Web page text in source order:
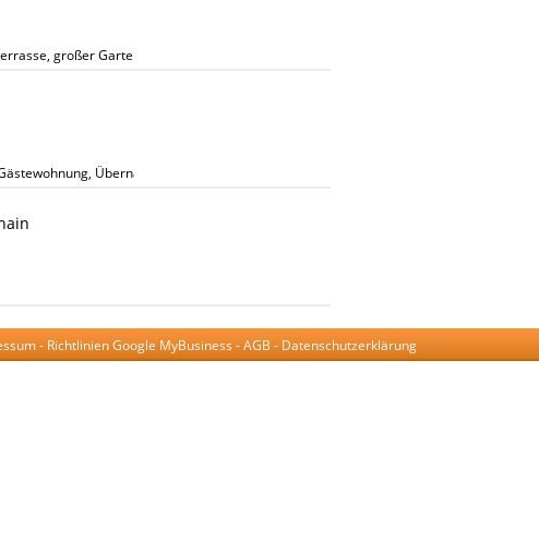
großer Garten, Stüberl, kostenfreies Hallenbad, kostenfreies Freibad, W-Lan
Übernachtung, Monteurzimmer, Ferienwohnung, Übernachtungen,
- Richtlinien Google MyBusiness -AGB - Datenschutzerklärung